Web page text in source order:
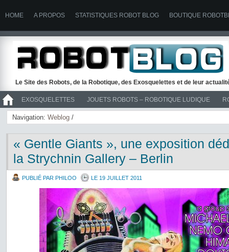
HOME A PROPOS STATISTIQUES ROBOT BLOG BOUTIQUE
Le Site des Robots, de la Robotique, des Exosquelettes et de leur
EXOSQUELETTES JOUETS ROBOTS – ROBOTIQUE LUDIQUE
>> ROBOTS
Navigation: Weblog /
« Gentle Giants », une exposition
la Strychnin Gallery – Berlin
PUBLIÉ PAR PHILOO LE 19 JUILLET 2011